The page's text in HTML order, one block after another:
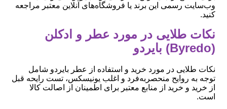
وب‌سایت رسمی این برند یا فروشگاه‌های آنلاین معتبر مراجعه
کنید.
نکات طلایی در مورد عطر و ادکلن
(Byredo) بایردو
نکات طلایی در مورد خرید و استفاده از عطر بایردو شامل
توجه به روایح منحصربه‌فرد و اغلب یونیسکس، تست رایحه قبل
از خرید و خرید از منابع معتبر برای اطمینان از اصالت کالا
است.